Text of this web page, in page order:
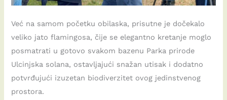
Već na samom početku obilaska, prisutne je dočekalo
veliko jato flamingosa, čije se elegantno kretanje moglo
posmatrati u gotovo svakom bazenu Parka prirode
Ulcinjska solana, ostavljajući snažan utisak i dodatno
potvrđujući izuzetan biodiverzitet ovog jedinstvenog
prostora.